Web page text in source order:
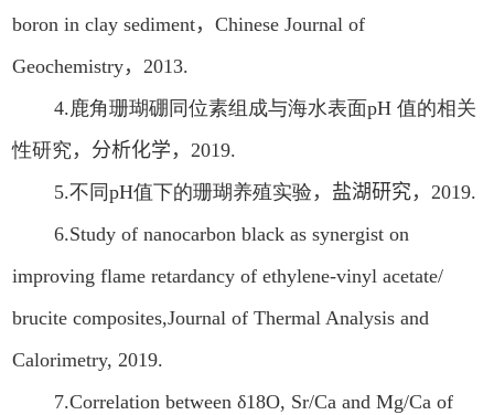
boron in clay sediment，Chinese Journal of
Geochemistry，2013.
4.鹿角珊瑚硼同位素组成与海水表面pH 值的相关
性研究 ， 分析化学，2019.
5.不同 pH值下的珊瑚养殖实验 ， 盐湖研究， 2019.
6.Study of nanocarbon black as synergist on
improving flame retardancy of ethylene-vinyl acetate/
brucite composites,Journal of Thermal Analysis and
Calorimetry, 2019.
7.Correlation between δ18O, Sr/Ca and Mg/Ca of